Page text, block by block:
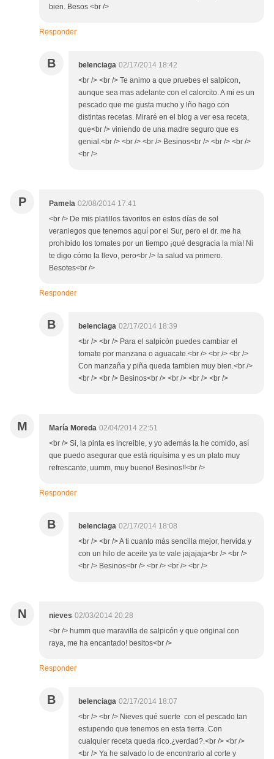
bien. Besos <br />
Responder
B belenciaga 02/17/2014 18:42
<br /> <br /> Te animo a que pruebes el salpicon,
aunque sea mas adelante con el calorcito. A mi es un
pescado que me gusta mucho y lño hago con
distintas recetas. Miraré en el blog a ver esa receta,
que<br /> viniendo de una madre seguro que es
genial.<br /> <br /> <br /> Besinos<br /> <br /> <br />
<br />
P Pamela 02/08/2014 17:41
<br /> De mis platillos favoritos en estos días de sol
veraniegos que tenemos aquí por el Sur, pero el dr. me ha
prohíbido los tomates por un tiempo ¡qué desgracia la mía! Ni
te digo cómo la llevo, pero<br /> la salud va primero.
Besotes<br />
Responder
B belenciaga 02/17/2014 18:39
<br /> <br /> Para el salpicón puedes cambiar el
tomate por manzana o aguacate.<br /> <br /> <br />
Con manzaña y piña queda tambien muy bien.<br />
<br /> <br /> Besinos<br /> <br /> <br /> <br />
M María Moreda 02/04/2014 22:51
<br /> Si, la pinta es increible, y yo además la he comido, así
que puedo asegurar que está riquísima y es un plato muy
refrescante, uumm, muy bueno! Besinos!!<br />
Responder
B belenciaga 02/17/2014 18:08
<br /> <br /> A ti cuanto más sencilla mejor, hervida y
con un hilo de aceite ya te vale jajajaja<br /> <br />
<br /> Besinos<br /> <br /> <br /> <br />
N nieves 02/03/2014 20:28
<br /> humm que maravilla de salpicón y que original con
raya, me ha encantado! besitos<br />
Responder
B belenciaga 02/17/2014 18:07
<br /> <br /> Nieves qué suerte con el pescado tan
estupendo que tenemos en esta tierra. Con
cualquier receta queda rico.¿verdad?.<br /> <br />
<br /> Ya he salvado lo de encontrarlo al corte y